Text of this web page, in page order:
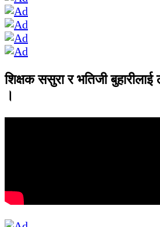
शिक्षक ससुरा र भतिजी
।